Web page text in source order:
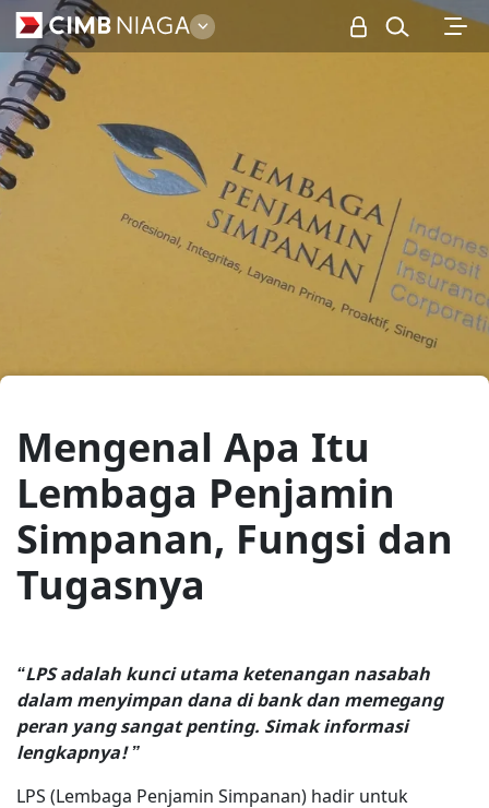
Personal
Mengenal Apa Itu
Lembaga Penjamin
Simpanan, Fungsi dan
Tugasnya
“LPS adalah kunci utama ketenangan nasabah
dalam menyimpan dana di bank dan memegang
peran yang sangat penting. Simak informasi
lengkapnya! ”
LPS (Lembaga Penjamin Simpanan) hadir untuk